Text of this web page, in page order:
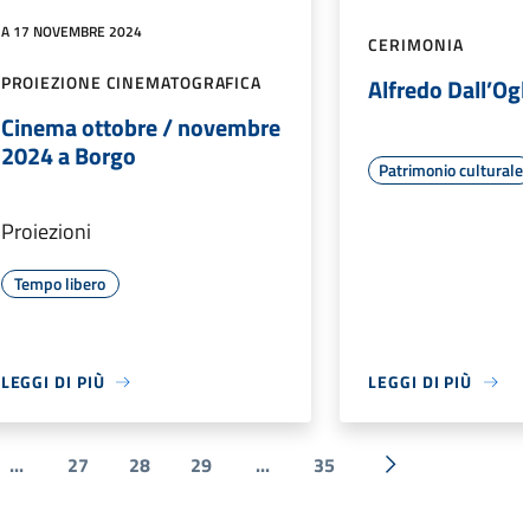
A 17 NOVEMBRE 2024
PROIEZIONE CINEMATOGRAFICA
Cinema ottobre / novembre
2024 a Borgo
Proiezioni
Tempo libero
LEGGI DI PIÙ
CERIMONIA
Alfredo
Patrimonio culturale
LEGGI DI PIÙ
... 27 28 29 ... 35
Successiva »